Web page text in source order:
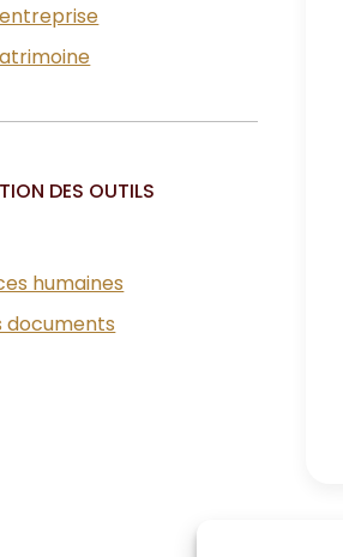
DES OUTILS
humaines
documents